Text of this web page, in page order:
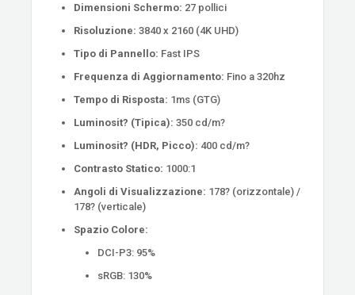
Dimensioni Schermo: 27 pollici
Risoluzione: 3840 x 2160 (4K UHD)
Tipo di Pannello: Fast IPS
Frequenza di Aggiornamento: Fino a 320hz
Tempo di Risposta: 1ms (GTG)
Luminosit? (Tipica): 350 cd/m?
Luminosit? (HDR, Picco): 400 cd/m?
Contrasto Statico: 1000:1
Angoli di Visualizzazione: 178? (orizzontale) /
178? (verticale)
Spazio Colore:
DCI-P3: 95%
sRGB: 130%